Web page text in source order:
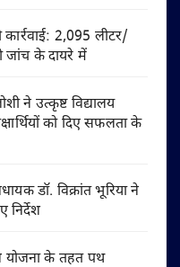
कार्रवाई: 2,095 लीटर/
जांच के दायरे में
ने उत्कृष्ट विद्यालय
को दिए सफलता के
डॉ. विक्रांत भूरिया ने
निर्देश
योजना के तहत पथ